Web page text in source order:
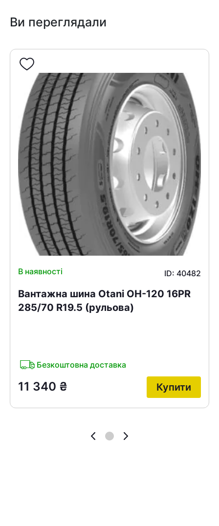
Ви переглядали
В наявності ID: 40482
Вантажна шина Otani OH-120 16PR
285/70 R19.5 (рульова)
Безкоштовна доставка
11 340 ₴ Купити